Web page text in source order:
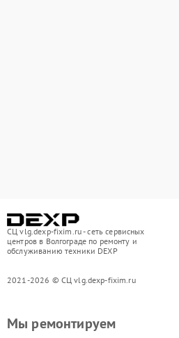
СЦ vlg.dexp-fixim.ru - сеть сервисных
центров в Волгограде по ремонту и
обслуживанию техники DEXP
2021-2026 © СЦ vlg.dexp-fixim.ru
Мы ремонтируем